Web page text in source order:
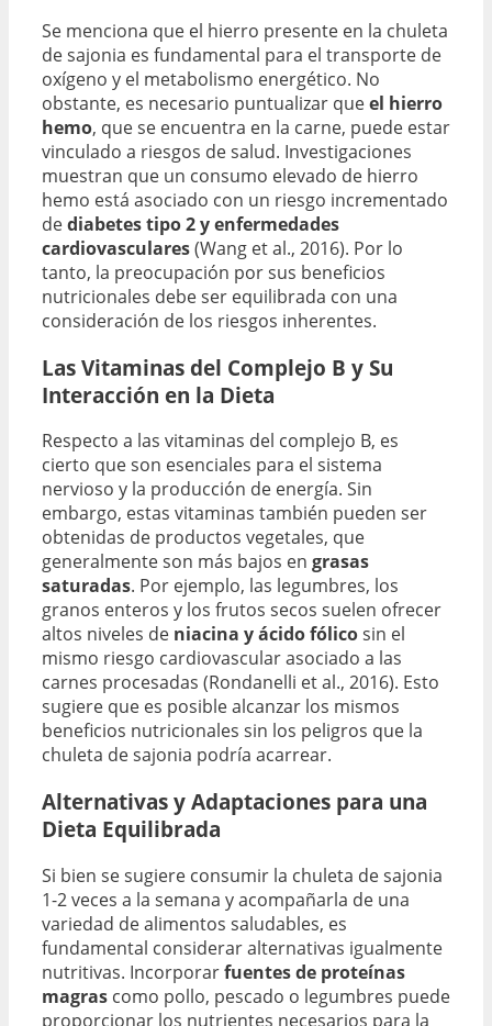
Se menciona que el hierro presente en la chuleta
de sajonia es fundamental para el transporte de
oxígeno y el metabolismo energético. No
obstante, es necesario puntualizar queel hierro
hemo, que se encuentra en la carne, puede estar
vinculado a riesgos de salud. Investigaciones
muestran que un consumo elevado de hierro
hemo está asociado con un riesgo incrementado
dediabetes tipo 2 y enfermedades
cardiovasculares(Wang et al., 2016). Por lo
tanto, la preocupación por sus beneficios
nutricionales debe ser equilibrada con una
consideración de los riesgos inherentes.
Las Vitaminas del Complejo B y Su
Interacción en la Dieta
Respecto a las vitaminas del complejo B, es
cierto que son esenciales para el sistema
nervioso y la producción de energía. Sin
embargo, estas vitaminas también pueden ser
obtenidas de productos vegetales, que
generalmente son más bajos en grasas
saturadas. Por ejemplo, las legumbres, los
granos enteros y los frutos secos suelen ofrecer
altos niveles de niacina y ácido fólicosin el
mismo riesgo cardiovascular asociado a las
carnes procesadas (Rondanelli et al., 2016). Esto
sugiere que es posible alcanzar los mismos
beneficios nutricionales sin los peligros que la
chuleta de sajonia podría acarrear.
Alternativas y Adaptaciones para una
Dieta Equilibrada
Si bien se sugiere consumir la chuleta de sajonia
1-2 veces a la semana y acompañarla de una
variedad de alimentos saludables, es
fundamental considerar alternativas igualmente
nutritivas. Incorporarfuentes de proteínas
magras como pollo, pescado o legumbres puede
proporcionar los nutrientes necesarios para la